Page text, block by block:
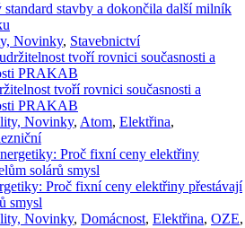
stavby a dokončila další milník
Novinky, Stavebnictví
tvoří rovnici současnosti a
PRAKAB
Novinky, Atom, Elektřina,
Proč fixní ceny elektřiny přestávají
smysl
Novinky, Domácnost, Elektřina, OZE,